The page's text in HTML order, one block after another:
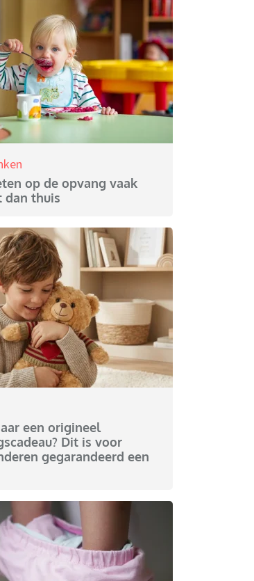
op de opvang vaak
dan thuis
een origineel
Dit is voor
gegarandeerd een